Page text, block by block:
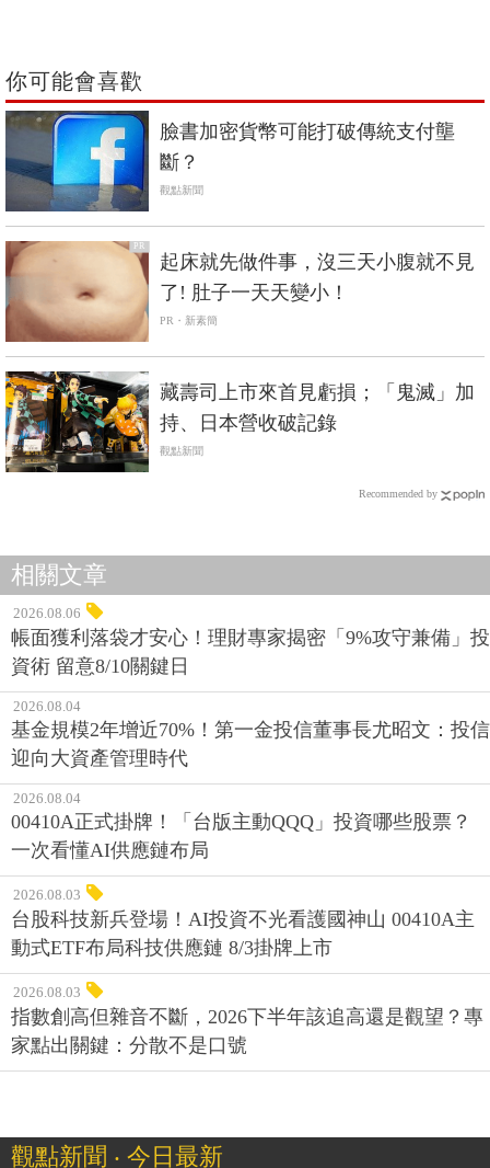
你可能會喜歡
臉書加密貨幣可能打破傳統支付壟
斷？
觀點新聞
PR
起床就先做件事，沒三天小腹就不見
了! 肚子一天天變小！
PR・新素簡
藏壽司上市來首見虧損；「鬼滅」加
持、日本營收破記錄
觀點新聞
Recommended by
相關文章
2026.08.06
帳面獲利落袋才安心！理財專家揭密「9%攻守兼備」投
資術 留意8/10關鍵日
2026.08.04
基金規模2年增近70%！第一金投信董事長尤昭文：投信
迎向大資產管理時代
2026.08.04
00410A正式掛牌！「台版主動QQQ」投資哪些股票？
一次看懂AI供應鏈布局
2026.08.03
台股科技新兵登場！AI投資不光看護國神山 00410A主
動式ETF布局科技供應鏈 8/3掛牌上市
2026.08.03
指數創高但雜音不斷，2026下半年該追高還是觀望？專
家點出關鍵：分散不是口號
觀點新聞 ‧ 今日最新